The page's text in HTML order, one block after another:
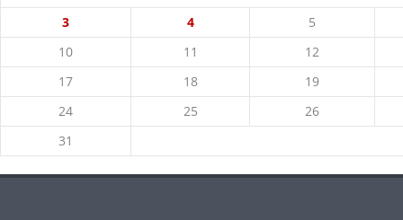
3 4
5
10
11
12
17
18
19
24
25
26
31